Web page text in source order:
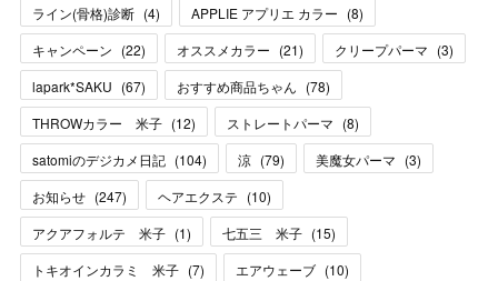
ライン(骨格)診断 (4) APPLIE アプリエ カラー (8)
キャンペーン (22) オススメカラー (21) クリープパーマ (3)
lapark*SAKU (67) おすすめ商品ちゃん (78)
THROWカラー 米子 (12) ストレートパーマ (8)
satomiのデジカメ日記 (104) 涼 (79) 美魔女パーマ (3)
お知らせ (247) ヘアエクステ (10)
アクアフォルテ 米子 (1) 七五三 米子 (15)
トキオインカラミ 米子 (7) エアウェーブ (10)